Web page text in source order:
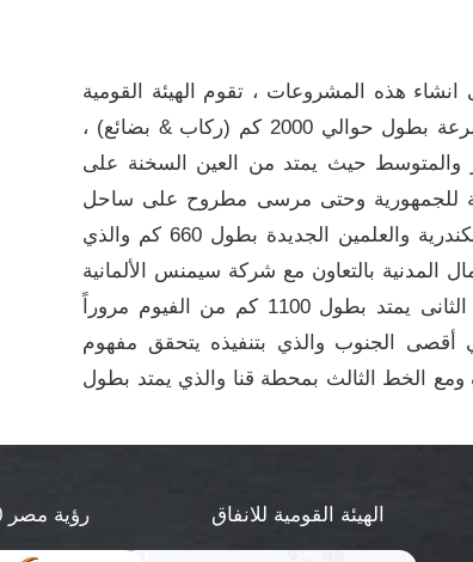
انشاء هذه المشروعات ، تقوم الهيئة القومية
للانفاق حالياً بتنفيذ شبكة خطوط القطار الكهربائى فائق السرعة بطول حوالي 2000 كم (ركاب & بضائع) ،
والمتوسط حيث يمتد من العين السخنة على
للجمهورية وحتى مرسى مطروح على ساحل
البحر المتوسط مروراً بالعاصمة الإدارية الجديدة ومدينة الإسكندرية والعلمين الجديدة بطول 660 كم والذي
المدنية بالتعاون مع شركة سيمنس الألمانية
لتنفيذ الأعمال الكهروميكانيكية والوحدات المتحركة ، والخط الثانى يمتد بطول 1100 كم من الفيوم مروراً
أقصى الجنوب والذي بتنفيذه يتحقق مفهوم
ومع الخط الثالث بمحطة قنا والذي يمتد بطول
الهيئة القومية للانفاق رؤية مصر 2030